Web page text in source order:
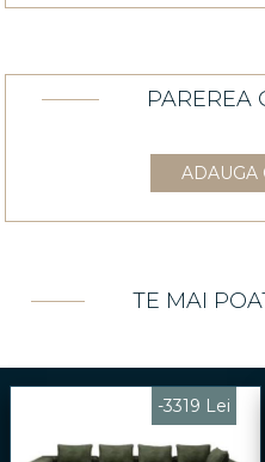
PAREREA
ADAUGA
TE MAI
-3319 Lei